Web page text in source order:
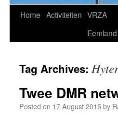
Home Activiteiten VRZA
Eemland
Tag Archives:
Twee DMR
Posted on 17 August 2015by